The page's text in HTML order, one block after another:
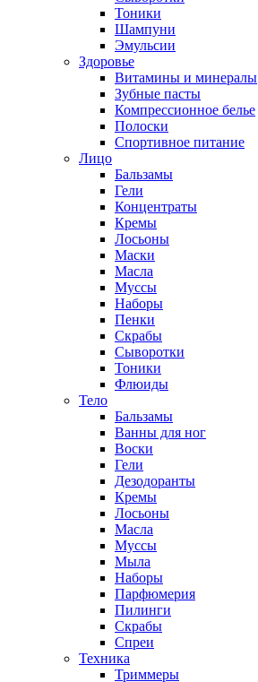
Тоники
Шампуни
Эмульсии
Здоровье
Витамины и минералы
Зубные пасты
Компрессионное белье
Полоски
Спортивное питание
Лицо
Бальзамы
Гели
Концентраты
Кремы
Лосьоны
Маски
Масла
Муссы
Наборы
Пенки
Скрабы
Сыворотки
Тоники
Флюиды
Тело
Бальзамы
Ванны для ног
Воски
Гели
Дезодоранты
Кремы
Лосьоны
Масла
Муссы
Мыла
Наборы
Парфюмерия
Пилинги
Скрабы
Спреи
Техника
Триммеры